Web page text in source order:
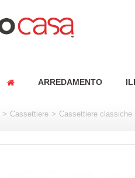
ARREDAMENTO
> Cassettiere > Cassettiere classiche